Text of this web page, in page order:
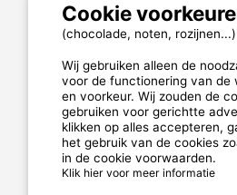
MyCamping.com
Beschikbare en
De beste
Echte
De beste
Cookie
(chocolade, noten, rozijnen...)
Wij gebruiken alleen de
voor de functionering van de
en voorkeur. Wij zouden de
gebruiken voor gerichtte
klikken op alles accepteren,
het gebruik van de cookies
in de cookie voorwaarden.
Klik hier voor meer informatie